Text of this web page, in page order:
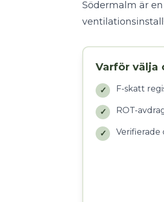
Södermalm är
Varför välja
✓ F-skatt
✓ ROT-
✓ Verifierade